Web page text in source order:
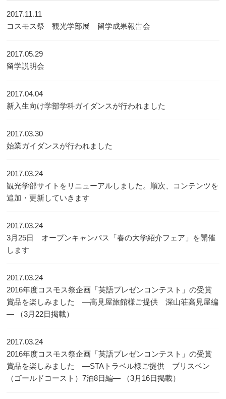
2017.11.11
コスモス祭 観光学部展 留学成果報告会
2017.05.29
留学説明会
2017.04.04
新入生向け学部学科ガイダンスが行われました
2017.03.30
始業ガイダンスが行われました
2017.03.24
観光学部サイトをリニューアルしました。順次、コンテンツを
追加・更新していきます
2017.03.24
3月25日 オープンキャンパス「春の大学紹介フェア」を開催
します
2017.03.24
2016年度コスモス祭企画「英語プレゼンコンテスト」の受賞
賞品を楽しみました ―高見屋旅館様ご提供 深山荘高見屋編
― （3月22日掲載）
2017.03.24
2016年度コスモス祭企画「英語プレゼンコンテスト」の受賞
賞品を楽しみました ―STAトラベル様ご提供 ブリスベン
（ゴールドコースト）7泊8日編― （3月16日掲載）